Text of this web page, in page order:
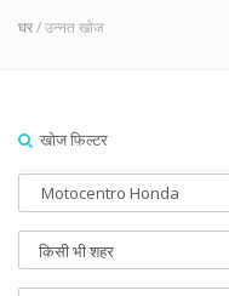
घर/ उन्नत खोज
खोज फिल्टर